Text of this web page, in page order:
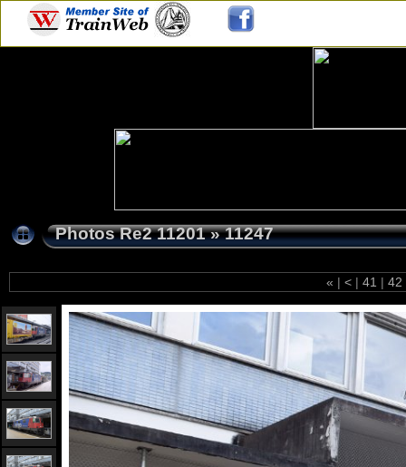
Photos Re2 11201»11247
« | < | 41 | 42